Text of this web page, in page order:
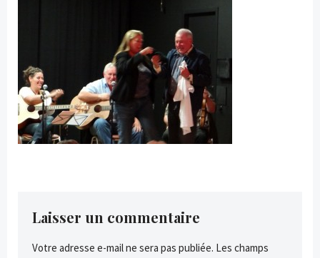
Laisser un commentaire
Votre adresse e-mail ne sera pas publiée. Les champs